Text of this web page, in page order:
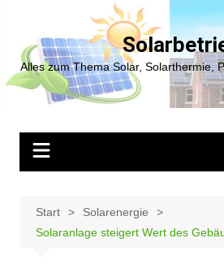
springen
Alles zum Thema Solar, Solarthermie,
Start
Solarenergie
Solaranlage steigert Wert des